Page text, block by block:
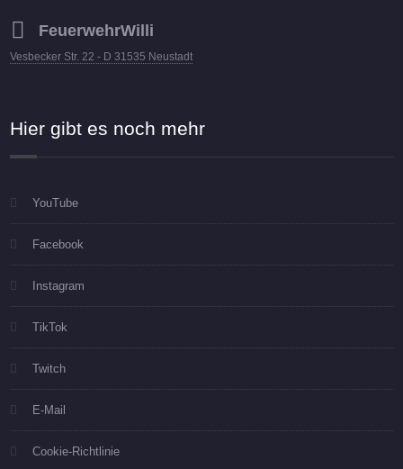
FeuerwehrWilli
Vesbecker Str. 22 - D 31535 Neustadt
Hier gibt es noch mehr
YouTube
Facebook
Instagram
TikTok
Twitch
E-Mail
Cookie-Richtlinie